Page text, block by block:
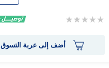
Rating:
أضف إلى عربة التسوق